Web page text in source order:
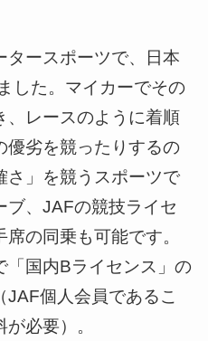
タースポーツで、日本
した。マイカーでその
、レースのように着順
優劣を競ったりするの
さ」を競うスポーツで
ブ、JAFの競技ライセ
の同乗も可能です。
「国内Bライセンス」の
個人会員であるこ
必要）。